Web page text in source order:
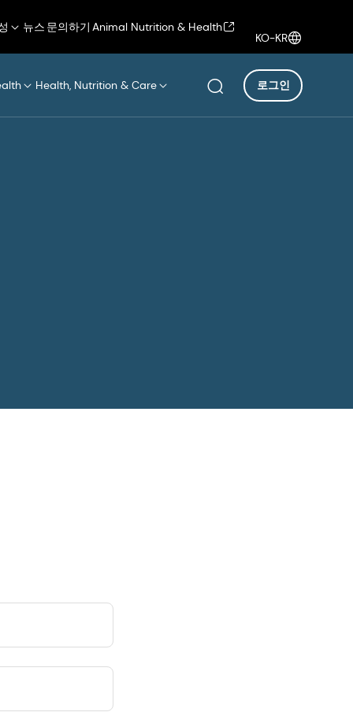
뉴스 문의하기 Animal Nutrition & Health
KO-KR
Health, Nutrition & Care 로그인